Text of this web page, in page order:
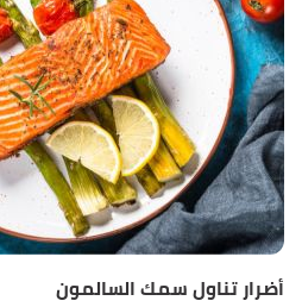
أضرار تناول سمك السالمون